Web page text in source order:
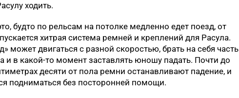
ходить.
будто по рельсам на потолке медленно едет поезд, от
хитрая система ремней и креплений для Расула.
может двигаться с разной скоростью, брать на себя часть
и в какой-то момент заставлять юношу падать. Почти до
десяти от пола ремни останавливают падение, и
подниматься без посторонней помощи.